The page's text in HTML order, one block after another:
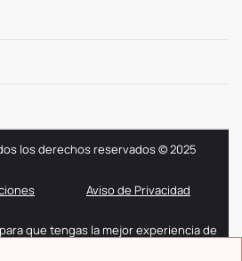
los derechos reservados © 2025
Aviso de Privacidad
que tengas la mejor experiencia de
entendemos que aceptas